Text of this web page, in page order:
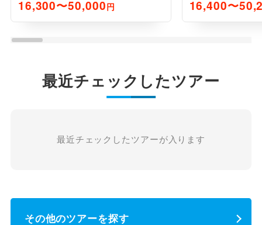
16,300〜50,000円 16,400〜
最近チェックしたツアー
最近チェックしたツアーが入ります
その他のツアーを探す